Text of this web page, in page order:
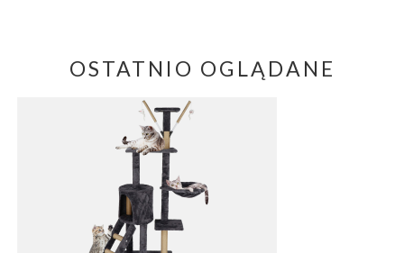
OSTATNIO OGLĄDANE